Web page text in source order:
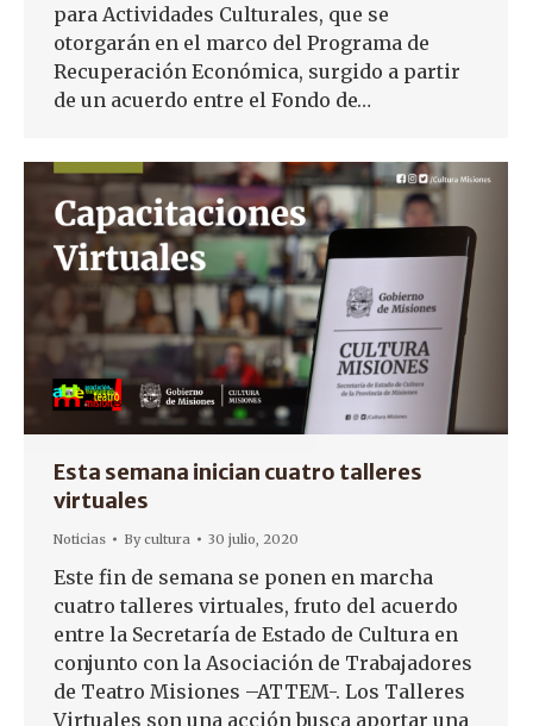
para Actividades Culturales, que se
otorgarán en el marco del Programa de
Recuperación Económica, surgido a partir
de un acuerdo entre el Fondo de…
Esta semana inician cuatro talleres
virtuales
Noticias Bycultura 30 julio, 2020
Este fin de semana se ponen en marcha
cuatro talleres virtuales, fruto del acuerdo
entre la Secretaría de Estado de Cultura en
conjunto con la Asociación de Trabajadores
de Teatro Misiones –ATTEM-. Los Talleres
Virtuales son una acción busca aportar una